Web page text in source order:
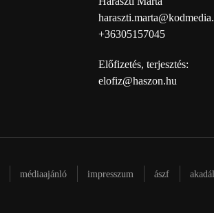
+36305157045
Előfizetés, terjesztés:
elofiz@haszon.hu
médiaajánló impresszum ászf